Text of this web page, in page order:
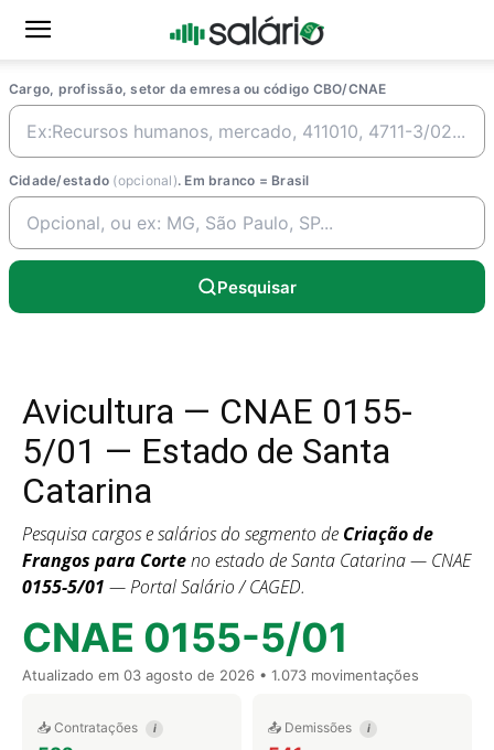
Cargo, profissão, setor da emresa ou código CBO/CNAE
Cidade/estado (opcional). Em branco = Brasil
Pesquisar
Avicultura — CNAE 0155-
5/01 — Estado de Santa
Catarina
Pesquisa cargos e salários do segmento de Criação de
Frangos para Corteno estado de Santa Catarina — CNAE
0155-5/01 — Portal Salário / CAGED.
CNAE 0155-5/01
Atualizado em 03 agosto de 2026 • 1.073 movimentações
📥 Contratações i 📤 Demissões i